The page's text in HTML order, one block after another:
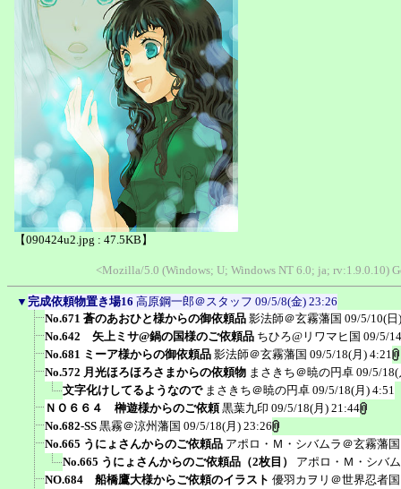
【090424u2.jpg : 47.5KB】
<Mozilla/5.0 (Windows; U; Windows NT 6.0; ja; rv:1.9.0.10)
▼ 完成依頼物置き場16 高原鋼一郎＠スタッフ 09/5/8(金) 23:26
No.671 蒼のあおひと様からの御依頼品 影法師＠玄霧藩国 09/5/10(日
No.642 矢上ミサ@鍋の国様のご依頼品 ちひろ@リワマヒ国 09/5/
No.681 ミーア様からの御依頼品 影法師＠玄霧藩国 09/5/18(月) 4:21
No.572 月光ほろほろさまからの依頼物 まさきち＠暁の円卓 09/5/18(
文字化けしてるようなので まさきち＠暁の円卓 09/5/18(月) 4:51
ＮＯ６６４ 榊遊様からのご依頼 黒葉九印 09/5/18(月) 21:44
No.682-SS 黒霧＠涼州藩国 09/5/18(月) 23:26
No.665 うにょさんからのご依頼品 アポロ・Ｍ・シバムラ＠玄霧藩国
No.665 うにょさんからのご依頼品（2枚目）
アポロ・Ｍ・シバ
NO.684 船橋鷹大様からご依頼のイラスト 優羽カヲリ＠世界忍者国